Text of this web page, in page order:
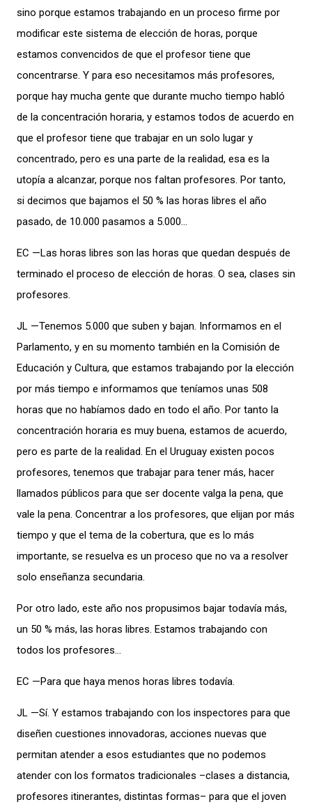
sino porque estamos trabajando en un proceso firme por
modificar este sistema de elección de horas, porque
estamos convencidos de que el profesor tiene que
concentrarse. Y para eso necesitamos más profesores,
porque hay mucha gente que durante mucho tiempo habló
de la concentración horaria, y estamos todos de acuerdo en
que el profesor tiene que trabajar en un solo lugar y
concentrado, pero es una parte de la realidad, esa es la
utopía a alcanzar, porque nos faltan profesores. Por tanto,
si decimos que bajamos el 50 % las horas libres el año
pasado, de 10.000 pasamos a 5.000…
EC —Las horas libres son las horas que quedan después de
terminado el proceso de elección de horas. O sea, clases sin
profesores.
JL —Tenemos 5.000 que suben y bajan. Informamos en el
Parlamento, y en su momento también en la Comisión de
Educación y Cultura, que estamos trabajando por la elección
por más tiempo e informamos que teníamos unas 508
horas que no habíamos dado en todo el año. Por tanto la
concentración horaria es muy buena, estamos de acuerdo,
pero es parte de la realidad. En el Uruguay existen pocos
profesores, tenemos que trabajar para tener más, hacer
llamados públicos para que ser docente valga la pena, que
vale la pena. Concentrar a los profesores, que elijan por más
tiempo y que el tema de la cobertura, que es lo más
importante, se resuelva es un proceso que no va a resolver
solo enseñanza secundaria.
Por otro lado, este año nos propusimos bajar todavía más,
un 50 % más, las horas libres. Estamos trabajando con
todos los profesores…
EC —Para que haya menos horas libres todavía.
JL —Sí. Y estamos trabajando con los inspectores para que
diseñen cuestiones innovadoras, acciones nuevas que
permitan atender a esos estudiantes que no podemos
atender con los formatos tradicionales –clases a distancia,
profesores itinerantes, distintas formas– para que el joven